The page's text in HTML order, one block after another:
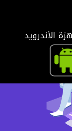
الأندرويد